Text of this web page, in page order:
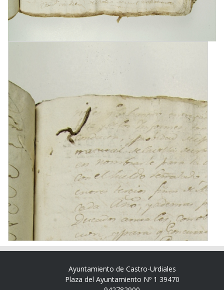
Ayuntamiento de Castro-Urdiales
Plaza del Ayuntamiento Nº 1 39470